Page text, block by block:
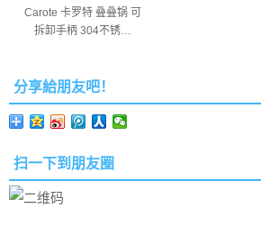
Carote 卡罗特 叠叠锅 可
拆卸手柄 304不锈…
分享給朋友吧！
扫一下到朋友圈